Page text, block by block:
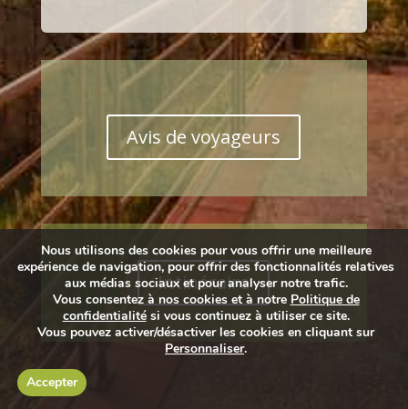
Avis de voyageurs
Intinéraire
Nous utilisons des cookies pour vous offrir une meilleure
expérience de navigation, pour offrir des fonctionnalités relatives
aux médias sociaux et pour analyser notre trafic.
Vous consentez à nos cookies et à notre Politique de
confidentialitési vous continuez à utiliser ce site.
Vous pouvez activer/désactiver les cookies en cliquant sur
Personnaliser.
Accepter